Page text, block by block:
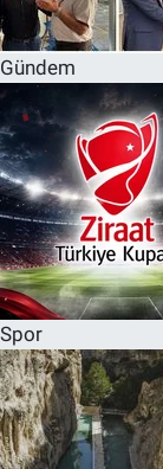
Gündem
Spor